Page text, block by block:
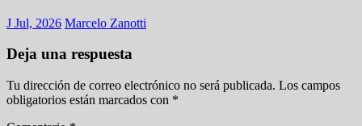
J Jul, 2026 Marcelo Zanotti
Deja una respuesta
Tu dirección de correo electrónico no será publicada. Los campos
obligatorios están marcados con *